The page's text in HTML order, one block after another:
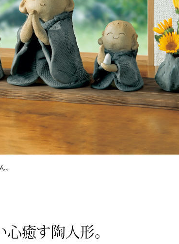
ック･バックパック
トンバッグ
ツケース／キャリーバッグ
他
ーズ
ップオン
スアップ
ーカー
ツ
ファッション
帽子
ネクタイ
マフラー／スヌード
スカーフ／ストール
手袋
ベルト
靴下
サングラス／メガネ
傘／日傘
グ
トバッグ
ドバッグ
ルダーバッグ
ッチバッグ
ィバッグ
ック･バックパック
トンバッグ
ツケース／キャリーバッグ
ポーチ
その他
ウオッチ／ア
ウオッチ
ネックレス
ブレスレット
リング
イヤリング／ピアス
ブローチ
ビー･キッズ
ー／玩具
／ぬいぐるみ
機器
ーショナリー
フト／書籍／図録
トドア･スポーツ用品
他
。
癒す陶人形。